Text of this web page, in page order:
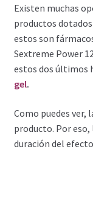
Existen muchas
productos
estos son
Sextreme Power
estos dos últimos
gel.
Como puedes ver,
producto. Por
duración del